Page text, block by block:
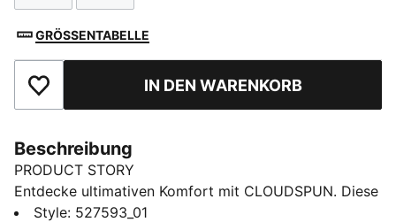
GRÖSSENTABELLE
Zu Favoriten hinzufügenIN DEN WARENKORB
Beschreibung
PRODUCT STORY
Entdecke ultimativen Komfort mit CLOUDSPUN. Diese
High-Performance-Pieces bestehen aus ultraweichen
Style: 527593_01